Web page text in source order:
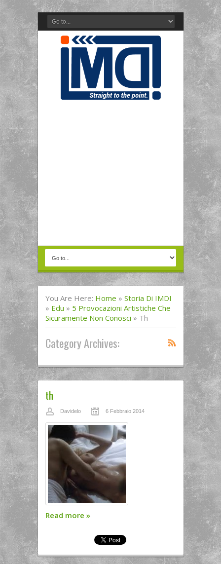
You Are Here: Home » Storia Di IMDI
» Edu » 5 Provocazioni Artistiche Che
Sicuramente Non Conosci » Th
Category Archives:
th
Davidelo 6 Febbraio 2014
Read more »